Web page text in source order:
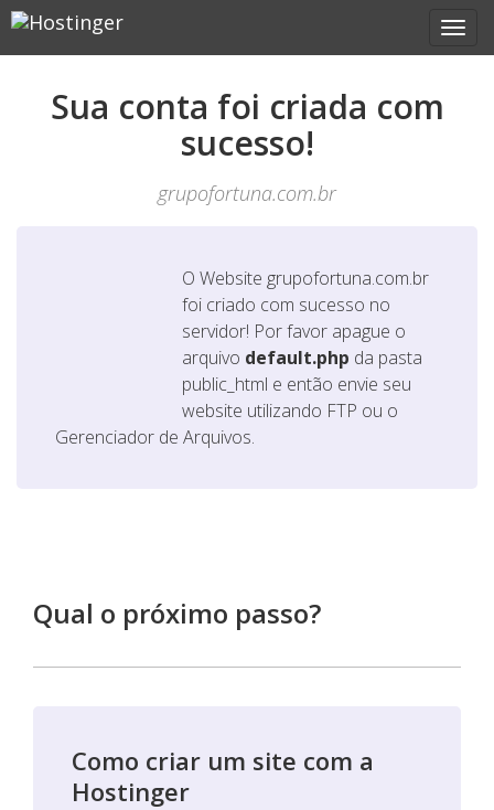
Sua conta foi criada com
sucesso!
grupofortuna.com.br
O Website grupofortuna.com.br
foi criado com sucesso no
servidor! Por favor apague o
arquivo default.php da pasta
public_html e então envie seu
website utilizando FTP ou o
Gerenciador de Arquivos.
Qual o próximo passo?
Como criar um site com a
Hostinger